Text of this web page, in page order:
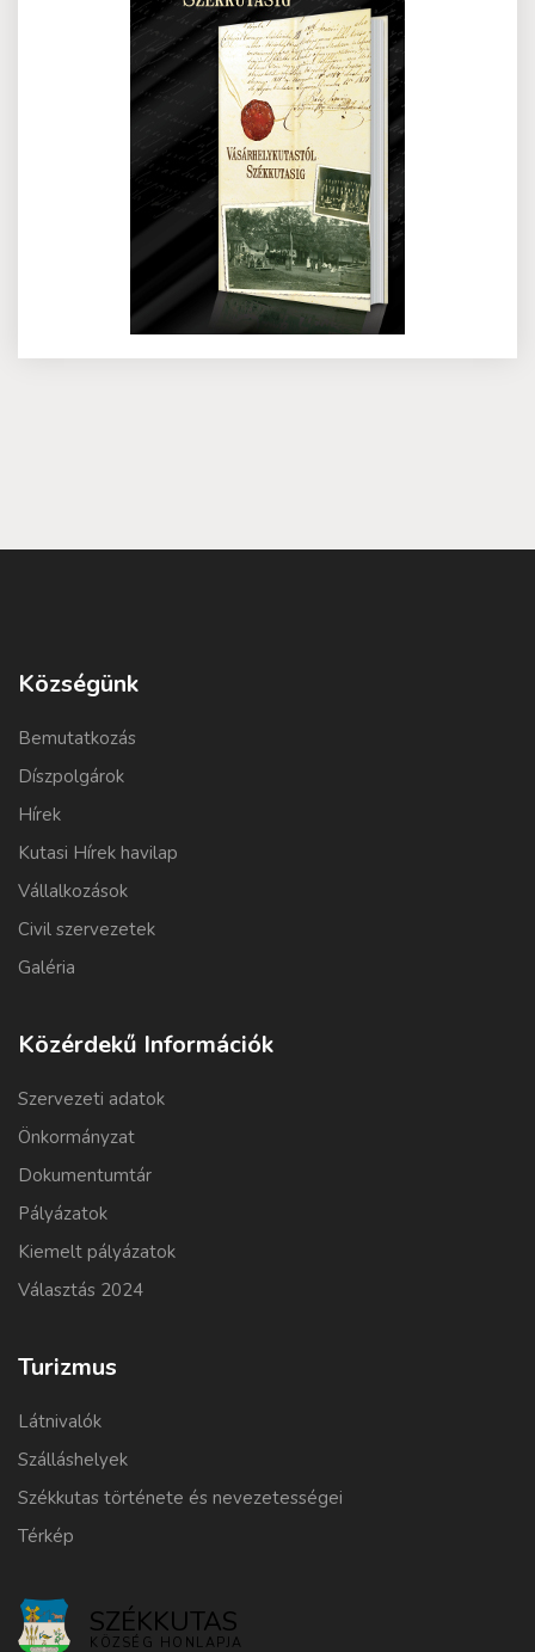
Községünk
Bemutatkozás
Díszpolgárok
Hírek
Kutasi Hírek havilap
Vállalkozások
Civil szervezetek
Galéria
Közérdekű Információk
Szervezeti adatok
Önkormányzat
Dokumentumtár
Pályázatok
Kiemelt pályázatok
Választás 2024
Turizmus
Látnivalók
Szálláshelyek
Székkutas története és nevezetességei
Térkép
SZÉKKUTAS
KÖZSÉG HONLAPJA